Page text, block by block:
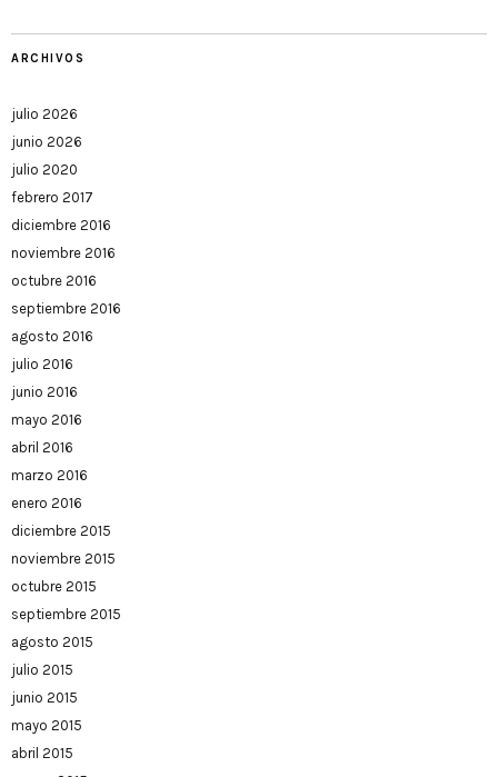
ARCHIVOS
julio 2026
junio 2026
julio 2020
febrero 2017
diciembre 2016
noviembre 2016
octubre 2016
septiembre 2016
agosto 2016
julio 2016
junio 2016
mayo 2016
abril 2016
marzo 2016
enero 2016
diciembre 2015
noviembre 2015
octubre 2015
septiembre 2015
agosto 2015
julio 2015
junio 2015
mayo 2015
abril 2015